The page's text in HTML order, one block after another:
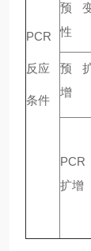
PCR
反应
条件
预
性
预
增
PCR
扩增